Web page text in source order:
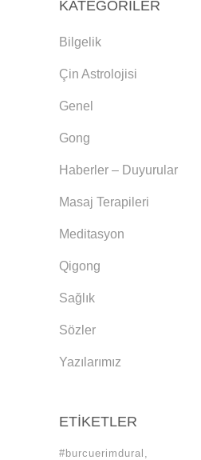
KATEGORILER
Bilgelik
Çin Astrolojisi
Genel
Gong
Haberler – Duyurular
Masaj Terapileri
Meditasyon
Qigong
Sağlık
Sözler
Yazılarımız
ETIKETLER
#burcuerimdural